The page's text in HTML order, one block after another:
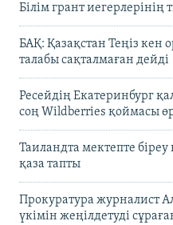
Білім грант иегерлерінің
БАҚ: Қазақстан Теңіз кен
талабы сақталмаған дейді
Ресейдің Екатеринбург
соң Wildberries қоймасы
Таиландта мектепте
қаза тапты
Прокуратура журналист
үкімін жеңілдетуді